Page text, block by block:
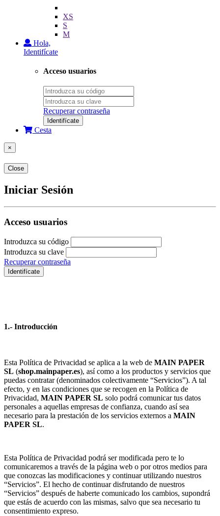
XS
S
M
Hola,
Identifícate
Acceso usuarios
Recuperar contraseña
Identifícate
Cesta
×
Close
Iniciar Sesión
Acceso usuarios
Introduzca su código
Introduzca su clave
Recuperar contraseña
Identifícate
1.- Introducción
Esta Política de Privacidad se aplica a la web de MAIN PAPER
SL (shop.mainpaper.es), así como a los productos y servicios que
puedas contratar (denominados colectivamente “Servicios”). A tal
efecto, y en las condiciones que se recogen en la Política de
Privacidad, MAIN PAPER SL solo podrá comunicar tus datos
personales a aquellas empresas de confianza, cuando así sea
necesario para la prestación de los servicios externos a MAIN
PAPER SL.
Esta Política de Privacidad podrá ser modificada pero te lo
comunicaremos a través de la página web o por otros medios para
que conozcas las modificaciones y continuar utilizando nuestros
“Servicios”. El hecho de continuar disfrutando de nuestros
“Servicios” después de haberte comunicado los cambios, supondrá
que estás de acuerdo con las mismas, salvo que sea necesario tu
consentimiento expreso.